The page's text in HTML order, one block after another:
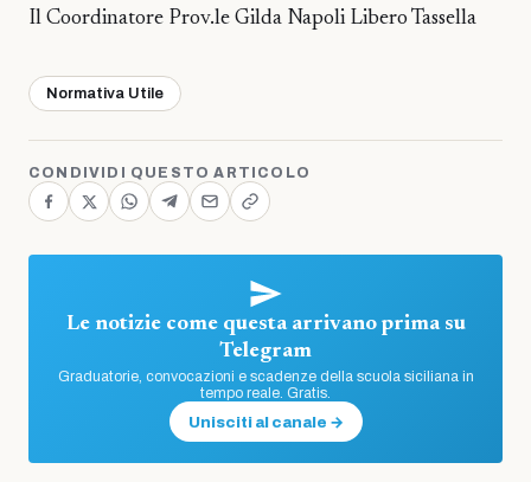
Il Coordinatore Prov.le Gilda Napoli Libero Tassella
Normativa Utile
CONDIVIDI QUESTO ARTICOLO
Le notizie come questa arrivano prima su
Telegram
Graduatorie, convocazioni e scadenze della scuola siciliana in
tempo reale. Gratis.
Unisciti al canale →